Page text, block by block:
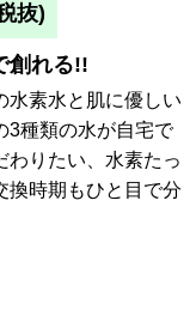
抜)
創れる!!
水素水と肌に優しい
3種類の水が自宅で
わりたい、水素たっ
換時期もひと目で分